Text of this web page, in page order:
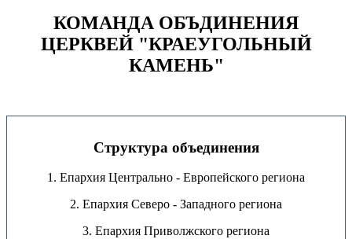
КОМАНДА ОБЪДИНЕНИЯ
ЦЕРКВЕЙ "КРАЕУГОЛЬНЫЙ
КАМЕНЬ"
Структура объединения
1. Епархия Центрально - Европейского региона
2. Епархия Северо - Западного региона
3. Епархия Приволжского региона